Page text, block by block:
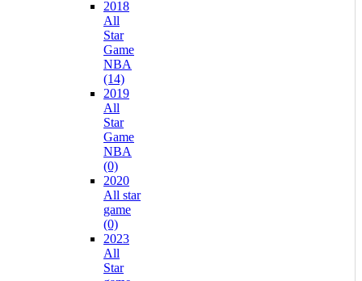
2018
All
Star
Game
NBA
(14)
2019
All
Star
Game
NBA
(0)
2020
All star
game
(0)
2023
All
Star